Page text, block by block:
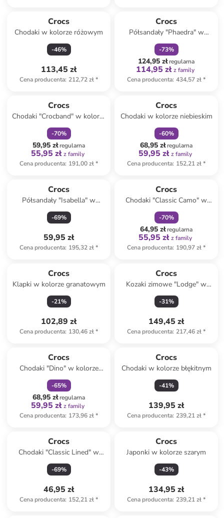
Crocs
Chodaki w kolorze różowym
-46%
113,45 zł
Cena producenta: 212,72 zł*
Crocs
Półsandały "Phaedra" w
kolorze żółtym
-73%
124,95 złregularna
114,95 zł z family
Cena producenta: 434,57 zł*
Crocs
Chodaki "Crocband" w kolorze
granatowym
-70%
59,95 złregularna
55,95 zł z family
Cena producenta: 191,00 zł*
Crocs
Chodaki w kolorze niebieskim
-60%
68,95 złregularna
59,95 zł z family
Cena producenta: 152,21 zł*
Crocs
Półsandały "Isabella" w
kolorze srebrnym
-69%
59,95 zł
Cena producenta: 195,32 zł*
Crocs
Chodaki "Classic Camo" w
kolorze szaro-czarnym
-70%
64,95 złregularna
55,95 zł z family
Cena producenta: 190,97 zł*
Crocs
Klapki w kolorze granatowym
-21%
102,89 zł
Cena producenta: 130,46 zł*
Crocs
Kozaki zimowe "Lodge" w
kolorze niebieskim
-31%
149,45 zł
Cena producenta: 217,46 zł*
Crocs
Chodaki "Dino" w kolorze
czarnym ze wzorem
-65%
68,95 złregularna
59,95 zł z family
Cena producenta: 173,96 zł*
Crocs
Chodaki w kolorze błękitnym
-41%
139,95 zł
Cena producenta: 239,21 zł*
Crocs
Chodaki "Classic Lined" w
kolorze granatowym
-69%
46,95 zł
Cena producenta: 152,21 zł*
Crocs
Japonki w kolorze szarym
-43%
134,95 zł
Cena producenta: 239,21 zł*